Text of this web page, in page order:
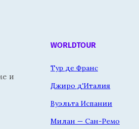
и
WORLDTOUR
Тур де Франс
Джиро д'Италия
Вуэльта Испании
Милан — Сан-Ремо